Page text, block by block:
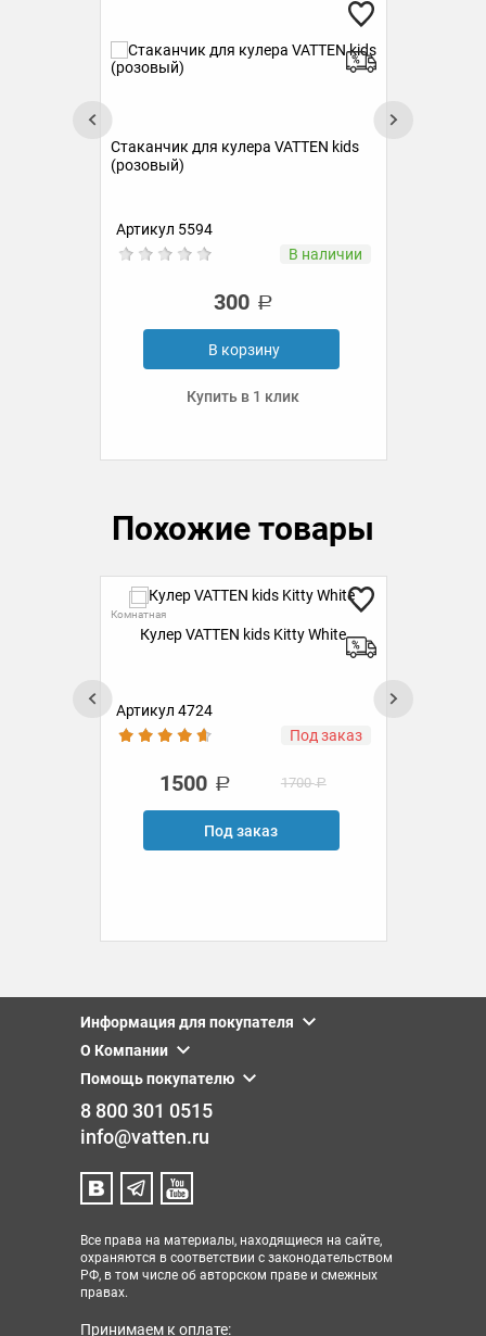
Стаканчик для кулера VATTEN kids
(розовый)
Артикул 5594
В наличии
300
В корзину
Купить в 1 клик
Похожие товары
Комнатная
Кулер VATTEN kids Kitty White
Артикул 4724
Под заказ
1500 1700
Под заказ
Информация для покупателя
О Компании
Помощь покупателю
8 800 301 0515
info@vatten.ru
Все права на материалы, находящиеся на сайте,
охраняются в соответствии с законодательством
РФ, в том числе об авторском праве и смежных
правах.
Принимаем к оплате: